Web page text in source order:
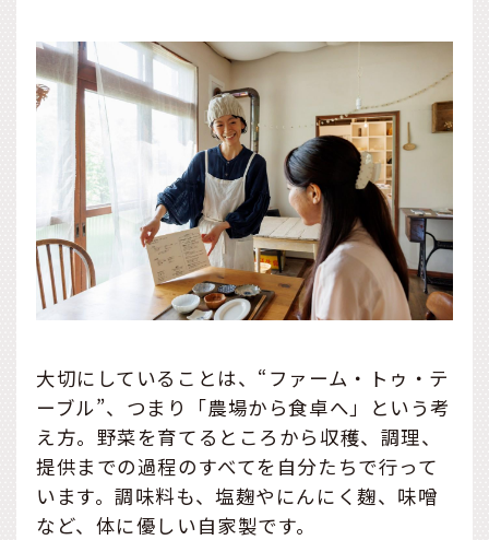
大切にしていることは、“ファーム・トゥ・テ
ーブル”、つまり「農場から食卓へ」という考
え方。野菜を育てるところから収穫、調理、
提供までの過程のすべてを自分たちで行って
います。調味料も、塩麹やにんにく麹、味噌
など、体に優しい自家製です。